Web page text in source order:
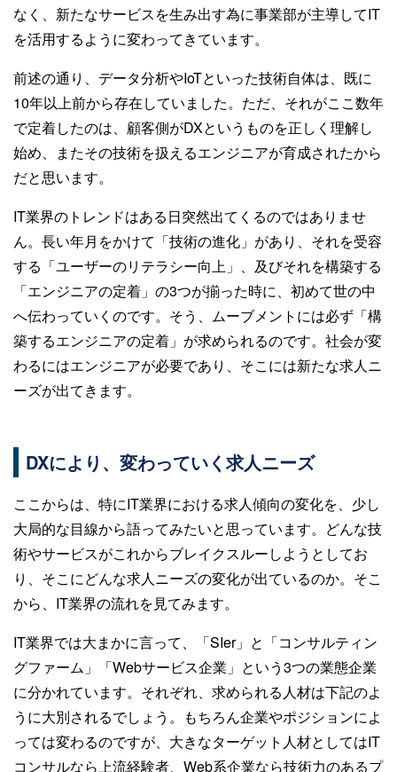
なく、新たなサービスを生み出す為に事業部が主導してIT
を活用するように変わってきています。
前述の通り、データ分析やIoTといった技術自体は、既に
10年以上前から存在していました。ただ、それがここ数年
で定着したのは、顧客側がDXというものを正しく理解し
始め、またその技術を扱えるエンジニアが育成されたから
だと思います。
IT業界のトレンドはある日突然出てくるのではありませ
ん。長い年月をかけて「技術の進化」があり、それを受容
する「ユーザーのリテラシー向上」、及びそれを構築する
「エンジニアの定着」の3つが揃った時に、初めて世の中
へ伝わっていくのです。そう、ムーブメントには必ず「構
築するエンジニアの定着」が求められるのです。社会が変
わるにはエンジニアが必要であり、そこには新たな求人ニ
ーズが出てきます。
DXにより、変わっていく求人ニーズ
ここからは、特にIT業界における求人傾向の変化を、少し
大局的な目線から語ってみたいと思っています。どんな技
術やサービスがこれからブレイクスルーしようとしてお
り、そこにどんな求人ニーズの変化が出ているのか。そこ
から、IT業界の流れを見てみます。
IT業界では大まかに言って、「SIer」と「コンサルティン
グファーム」「Webサービス企業」という3つの業態企業
に分かれています。それぞれ、求められる人材は下記のよ
うに大別されるでしょう。もちろん企業やポジションによ
っては変わるのですが、大きなターゲット人材としてはIT
コンサルなら上流経験者、Web系企業なら技術力のあるプ